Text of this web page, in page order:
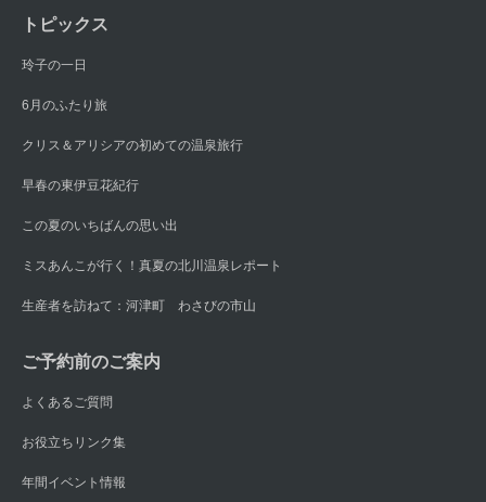
トピックス
玲子の一日
6月のふたり旅
クリス＆アリシアの初めての温泉旅行
早春の東伊豆花紀行
この夏のいちばんの思い出
ミスあんこが行く！真夏の北川温泉レポート
生産者を訪ねて：河津町 わさびの市山
ご予約前のご案内
よくあるご質問
お役立ちリンク集
年間イベント情報